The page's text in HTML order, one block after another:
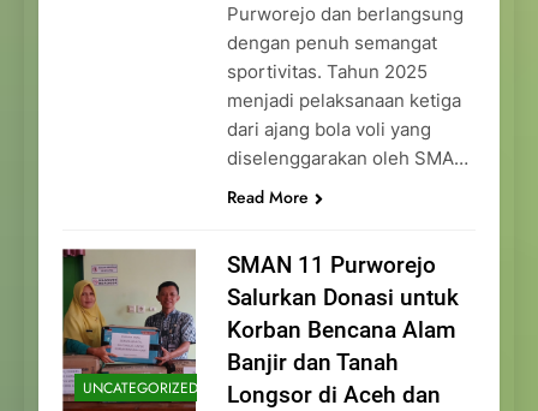
Purworejo dan berlangsung
dengan penuh semangat
sportivitas. Tahun 2025
menjadi pelaksanaan ketiga
dari ajang bola voli yang
diselenggarakan oleh SMA…
Read More
UNCATEGORIZED
SMAN 11 Purworejo
Salurkan Donasi untuk
Korban Bencana Alam
Banjir dan Tanah
Longsor di Aceh dan